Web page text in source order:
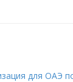
для ОАЭ